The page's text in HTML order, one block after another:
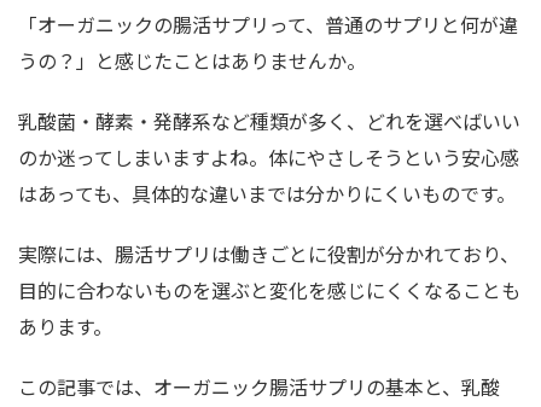
「オーガニックの腸活サプリって、普通のサプリと何が違
うの？」と感じたことはありませんか。
乳酸菌・酵素・発酵系など種類が多く、どれを選べばいい
のか迷ってしまいますよね。体にやさしそうという安心感
はあっても、具体的な違いまでは分かりにくいものです。
実際には、腸活サプリは働きごとに役割が分かれており、
目的に合わないものを選ぶと変化を感じにくくなることも
あります。
この記事では、オーガニック腸活サプリの基本と、乳酸